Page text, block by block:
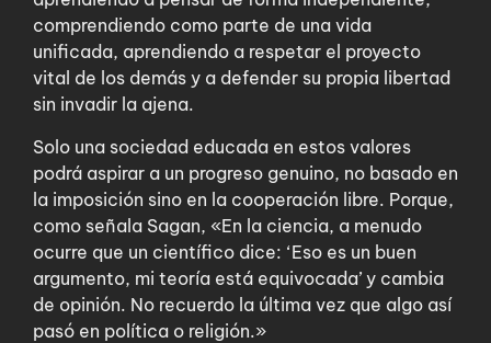
comprendiendo como parte de una vida
unificada, aprendiendo a respetar el proyecto
vital de los demás y a defender su propia libertad
sin invadir la ajena.​
Solo una sociedad educada en estos valores
podrá aspirar a un progreso genuino, no basado en
la imposición sino en la cooperación libre. Porque,
como señala Sagan, «En la ciencia, a menudo
ocurre que un científico dice: ‘Eso es un buen
argumento, mi teoría está equivocada’ y cambia
de opinión. No recuerdo la última vez que algo así
pasó en política o religión.»